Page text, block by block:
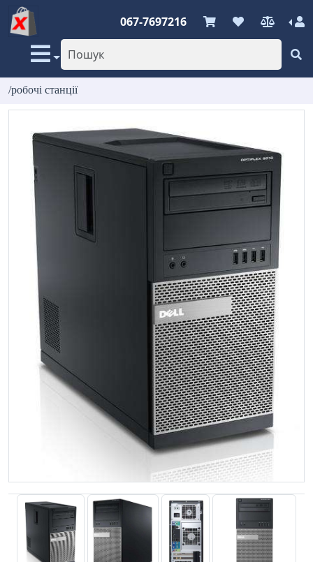
067-7697216
/робочі станції